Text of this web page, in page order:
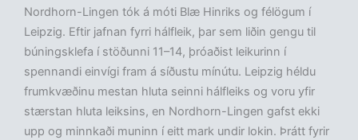
Nordhorn-Lingen tók á móti Blæ Hinriks og félögum í
Leipzig. Eftir jafnan fyrri hálfleik, þar sem liðin gengu til
búningsklefa í stöðunni 11–14, þróaðist leikurinn í
spennandi einvígi fram á síðustu mínútu. Leipzig héldu
frumkvæðinu mestan hluta seinni hálfleiks og voru yfir
stærstan hluta leiksins, en Nordhorn-Lingen gafst ekki
upp og minnkaði muninn í eitt mark undir lokin. Þrátt fyrir